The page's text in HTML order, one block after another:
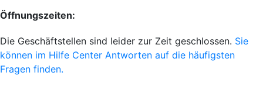
Öffnungszeiten:
Die Geschäftstellen sind leider zur Zeit geschlossen. Sie
können im Hilfe Center Antworten auf die häufigsten
Fragen finden.